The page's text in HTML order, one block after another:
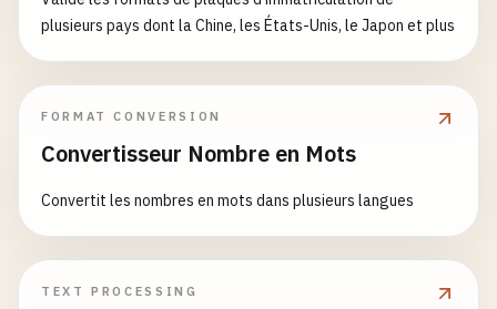
LNHM2A13EH600000
# Jeep (USA)
plusieurs pays dont la Chine, les États-Unis, le Japon et plus
FORMAT CONVERSION
Convertisseur Nombre en Mots
Convertit les nombres en mots dans plusieurs langues
TEXT PROCESSING